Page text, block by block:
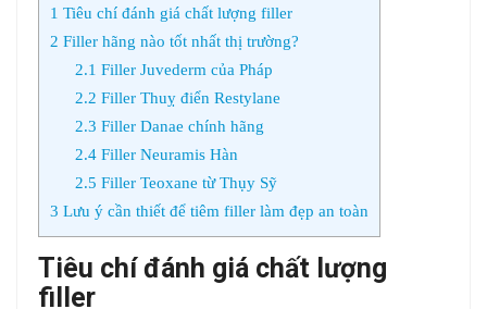
1 Tiêu chí đánh giá chất lượng filler
2 Filler hãng nào tốt nhất thị trường?
2.1 Filler Juvederm của Pháp
2.2 Filler Thuỵ điển Restylane
2.3 Filler Danae chính hãng
2.4Filler Neuramis Hàn
2.5 Filler Teoxane từ Thụy Sỹ
3 Lưu ý cần thiết để tiêm filler làm đẹp an toàn
Tiêu chí đánh giá chất lượng
filler